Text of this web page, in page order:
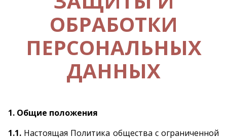
ОБРАБОТКИ
ПЕРСОНАЛЬНЫХ
ДАННЫХ
1. Общие положения
1.1. Настоящая Политика общества с ограниченной